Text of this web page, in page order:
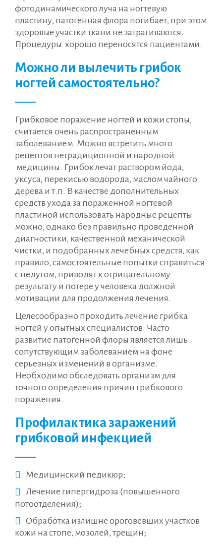
фотодинамического луча на ногтевую
пластину, патогенная флора погибает, при этом
здоровые участки ткани не затрагиваются.
Процедуры хорошо переносятся пациентами.
Можно ли вылечить грибок
ногтей самостоятельно?
Грибковое поражение ногтей и кожи стопы,
считается очень распространенным
заболеванием. Можно встретить много
рецептов нетрадиционной и народной
медицины. Грибок лечат раствором йода,
уксуса, перекисью водорода, маслом чайного
дерева и т.п. В качестве дополнительных
средств ухода за пораженной ногтевой
пластиной использовать народные рецепты
можно, однако без правильно проведенной
диагностики, качественной механической
чистки, и подобранных лечебных средств, как
правило, самостоятельные попытки справиться
с недугом, приводят к отрицательному
результату и потере у человека должной
мотивации для продолжения лечения.
Целесообразно проходить лечение грибка
ногтей у опытных специалистов. Часто
развитие патогенной флоры является лишь
сопутствующим заболеванием на фоне
серьезных изменений в организме.
Необходимо обследовать организм для
точного определения причин грибкового
поражения.
Профилактика заражений
грибковой инфекцией
Медицинский педикюр;
Лечение гипергидроза (повышенного
потоотделения);
Обработка излишне ороговевших участков
кожи на стопе, мозолей, трещин;